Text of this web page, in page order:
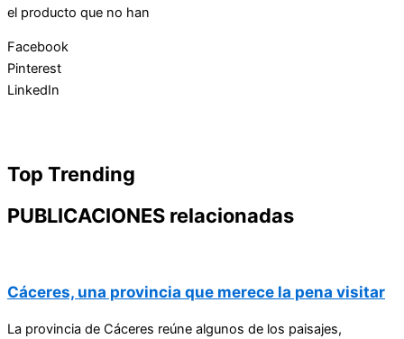
el producto que no han
Facebook
Pinterest
LinkedIn
Top Trending
PUBLICACIONES relacionadas
Cáceres, una provincia que merece la pena visitar
La provincia de Cáceres reúne algunos de los paisajes,